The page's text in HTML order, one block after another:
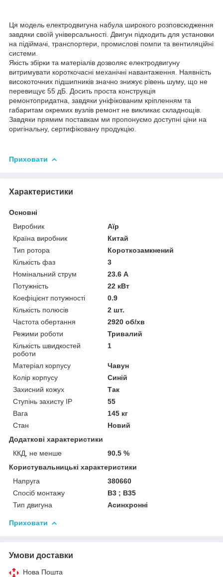
Ця модель електродвигуна набула широкого розповсюдження
завдяки своїй універсальності. Двигун підходить для установки
на підіймачі, транспортери, промислові помпи та вентиляційні
системи.
Якість збірки та матеріалів дозволяє електродвигуну
витримувати короткочасні механічні навантаження. Наявність
високоточних підшипників значно знижує рівень шуму, що не
перевищує 55 дБ. Досить проста конструкція
ремонтопридатна, завдяки уніфікованим кріпленням та
габаритам окремих вузлів ремонт не викликає складнощів.
Завдяки прямим поставкам ми пропонуємо доступні ціни на
оригінальну, сертифіковану продукцію.
Приховати
Характеристики
Основні
Виробник
Аїр
Країна виробник
Китай
Тип ротора
Короткозамкнений
Кількість фаз
3
Номінальний струм
23.6 А
Потужність
22 кВт
Коефіцієнт потужності
0.9
Кількість полюсів
2 шт.
Частота обертання
2920 об/хв
Режими роботи
Тривалий
Кількість швидкостей
роботи
1
Матеріал корпусу
Чавун
Колір корпусу
Синій
Захисний кожух
Так
Ступінь захисту IP
55
Вага
145 кг
Стан
Новий
Додаткові характеристики
ККД, не менше
90.5 %
Користувальницькі характеристики
Напруга
380660
Спосіб монтажу
B3 ; B35
Тип двигуна
Асинхронні
Приховати
Умови доставки
Нова Пошта